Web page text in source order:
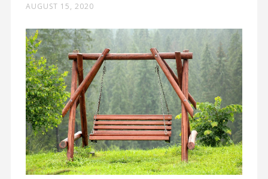
AUGUST 15, 2020